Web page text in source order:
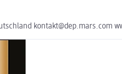
kontakt@dep.mars.com